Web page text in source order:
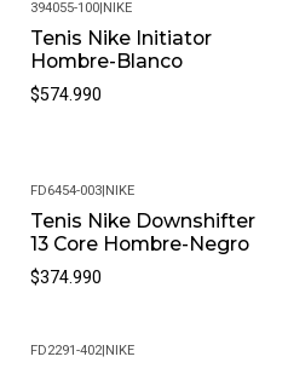
394055-100|NIKE
Tenis Nike Initiator
Hombre-Blanco
$574.990
FD6454-003|NIKE
Tenis Nike Downshifter
13 Core Hombre-Negro
$374.990
FD2291-402|NIKE